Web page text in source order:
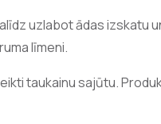
uzlabot ādas izskatu
līmeni.
taukainu sajūtu.